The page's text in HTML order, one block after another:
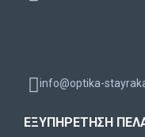
info@optika-
ΕΞΥΠΗΡΈΤΗΣΗ